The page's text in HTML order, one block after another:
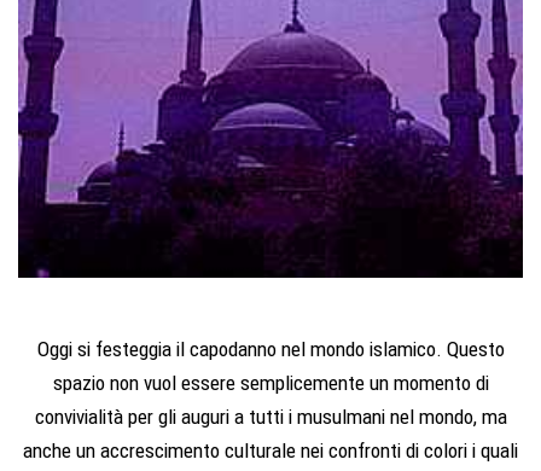
Oggi si festeggia il capodanno nel mondo islamico. Questo
spazio non vuol essere semplicemente un momento di
convivialità per gli auguri a tutti i musulmani nel mondo, ma
anche un accrescimento culturale nei confronti di colori i quali